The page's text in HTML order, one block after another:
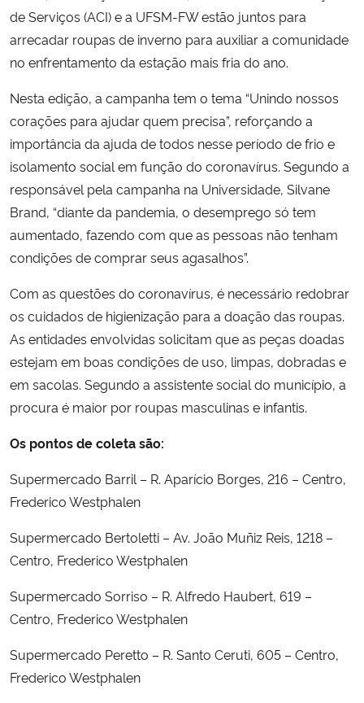
de Serviços (ACI) e a UFSM-FW estão juntos para
arrecadar roupas de inverno para auxiliar a comunidade
no enfrentamento da estação mais fria do ano.
Nesta edição, a campanha tem o tema “Unindo nossos
corações para ajudar quem precisa”, reforçando a
importância da ajuda de todos nesse período de frio e
isolamento social em função do coronavírus. Segundo a
responsável pela campanha na Universidade, Silvane
Brand, “diante da pandemia, o desemprego só tem
aumentado, fazendo com que as pessoas não tenham
condições de comprar seus agasalhos”.
Com as questões do coronavírus, é necessário redobrar
os cuidados de higienização para a doação das roupas.
As entidades envolvidas solicitam que as peças doadas
estejam em boas condições de uso, limpas, dobradas e
em sacolas. Segundo a assistente social do município, a
procura é maior por roupas masculinas e infantis.
Os pontos de coleta são:
Supermercado Barril – R. Aparício Borges, 216 – Centro,
Frederico Westphalen
Supermercado Bertoletti – Av. João Muñiz Reis, 1218 –
Centro, Frederico Westphalen
Supermercado Sorriso – R. Alfredo Haubert, 619 –
Centro, Frederico Westphalen
Supermercado Peretto – R. Santo Ceruti, 605 – Centro,
Frederico Westphalen